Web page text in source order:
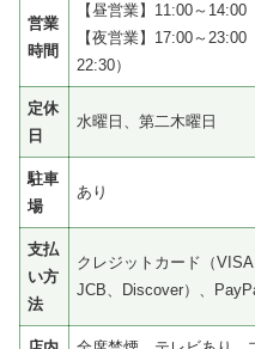
営業
時間
【昼営業】11:00～14:00
【夜営業】17:00～
22:30）
定休
日
水曜日、第二木曜日
駐車
場
あり
支払
い方
法
クレジットカード（
JCB、Discover）、